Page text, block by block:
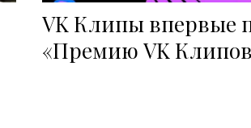
VK Клипы впервые
«Премию VK